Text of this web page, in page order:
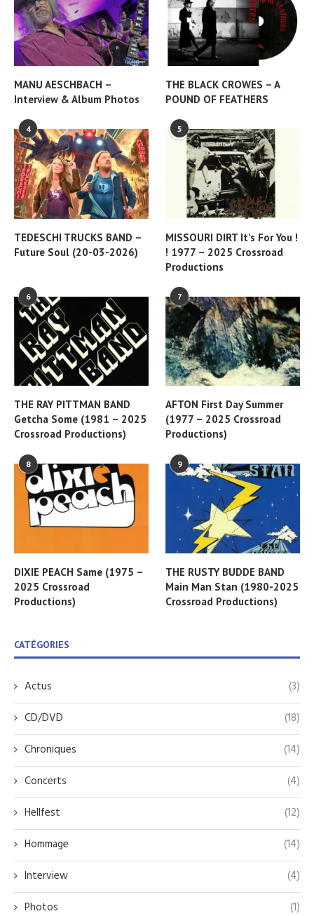
MANU AESCHBACH –
Interview & Album Photos
THE BLACK CROWES – A
POUND OF FEATHERS
4
TEDESCHI TRUCKS BAND –
Future Soul (20-03-2026)
5
MISSOURI DIRT It’s For You !
! 1977 – 2025 Crossroad
Productions
6
THE RAY PITTMAN BAND
Getcha Some (1981 – 2025
Crossroad Productions)
7
AFTON First Day Summer
(1977 – 2025 Crossroad
Productions)
8
DIXIE PEACH Same (1975 –
2025 Crossroad
Productions)
9
THE RUSTY BUDDE BAND
Main Man Stan (1980-2025
Crossroad Productions)
CATÉGORIES
Actus
(3)
CD/DVD
(18)
Chroniques
(14)
Concerts
(4)
Hellfest
(12)
Hommage
(14)
Interview
(4)
Photos
(1)